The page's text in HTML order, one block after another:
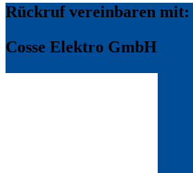
Rückruf vereinbaren mit:
Cosse Elektro GmbH